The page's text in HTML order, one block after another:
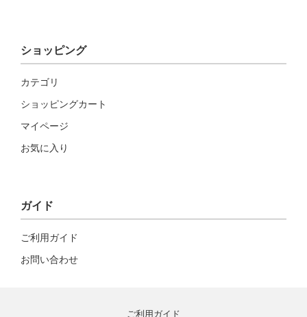
ショッピング
カテゴリ
ショッピングカート
マイページ
お気に入り
ガイド
ご利用ガイド
お問い合わせ
ご利用ガイド